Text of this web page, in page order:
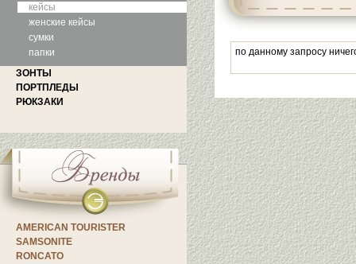
кейсы
женские кейсы
сумки
папки
ЗОНТЫ
ПОРТПЛЕДЫ
РЮКЗАКИ
AMERICAN TOURISTER
SAMSONITE
RONCATO
по данному запросу